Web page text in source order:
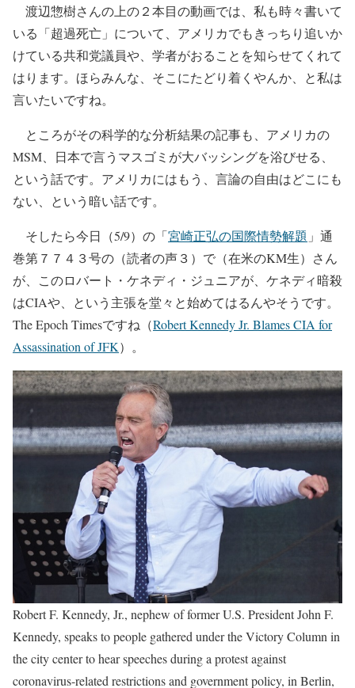
渡辺惣樹さんの上の２本目の動画では、私も時々書いて
いる「超過死亡」について、アメリカでもきっちり追いか
けている共和党議員や、学者がおることを知らせてくれて
はります。ほらみんな、そこにたどり着くやんか、と私は
言いたいですね。
ところがその科学的な分析結果の記事も、アメリカの
MSM、日本で言うマスゴミが大バッシングを浴びせる、
という話です。アメリカにはもう、言論の自由はどこにも
ない、という暗い話です。
そしたら今日（5/9）の「宮崎正弘の国際情勢解題 」通
巻第７７４３号の（読者の声３）で（在米のKM生）さん
が、このロバート・ケネディ・ジュニアが、ケネディ暗殺
はCIAや、という主張を堂々と始めてはるんやそうです。
The Epoch Timesですね（Robert Kennedy Jr. Blames CIA for
Assassination of JFK）。
Robert F. Kennedy, Jr., nephew of former U.S. President John F.
Kennedy, speaks to people gathered under the Victory Column in
the city center to hear speeches during a protest against
coronavirus-related restrictions and government policy, in Berlin,